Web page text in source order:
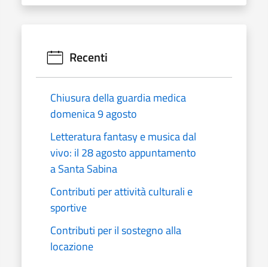
Recenti
Chiusura della guardia medica
domenica 9 agosto
Letteratura fantasy e musica dal
vivo: il 28 agosto appuntamento
a Santa Sabina
Contributi per attività culturali e
sportive
Contributi per il sostegno alla
locazione